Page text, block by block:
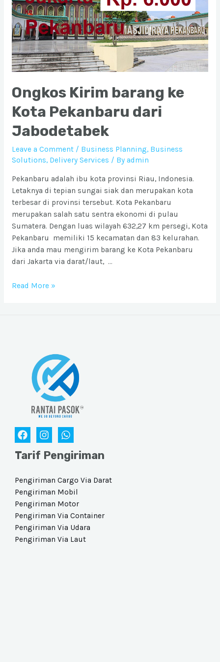
Ongkos Kirim barang ke
Kota Pekanbaru dari
Jabodetabek
Leave a Comment / Business Planning, Business
Solutions, Delivery Services / By admin
Pekanbaru adalah ibu kota provinsi Riau, Indonesia.
Letaknya di tepian sungai siak dan merupakan kota
terbesar di provinsi tersebut. Kota Pekanbaru
merupakan salah satu sentra ekonomi di pulau
Sumatera. Dengan luas wilayah 632,27 km persegi, Kota
Pekanbaru memiliki 15 kecamatan dan 83 kelurahan.
Jika anda mau mengirim barang ke Kota Pekanbaru
dari Jakarta via darat/laut, …
Ongkos
Jabodetabek
Read More »
Tarif Pengiriman
Pengiriman Cargo Via Darat​
Pengiriman Mobil
Pengiriman Motor
Pengiriman Via Container
Pengiriman Via Udara​
Pengiriman Via Laut